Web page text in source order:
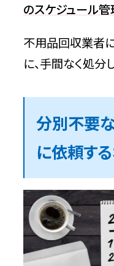
のスケジュール管
不用品回収業者
に、手間なく処分
分別不要
に依頼す